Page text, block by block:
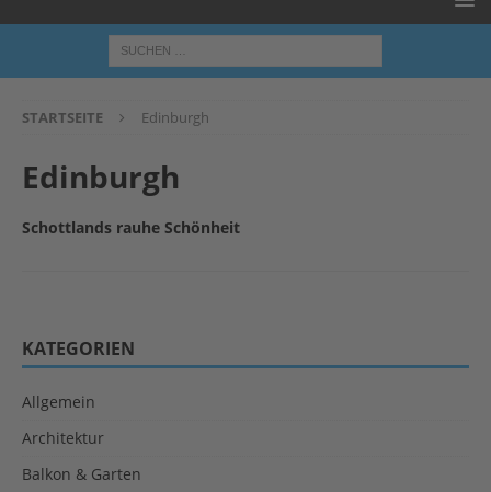
STARTSEITE Edinburgh
Edinburgh
Schottlands rauhe Schönheit
KATEGORIEN
Allgemein
Architektur
Balkon & Garten